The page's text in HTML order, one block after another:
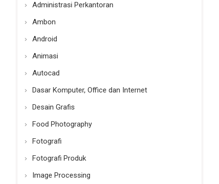
Administrasi Perkantoran
Ambon
Android
Animasi
Autocad
Dasar Komputer, Office dan Internet
Desain Grafis
Food Photography
Fotografi
Fotografi Produk
Image Processing